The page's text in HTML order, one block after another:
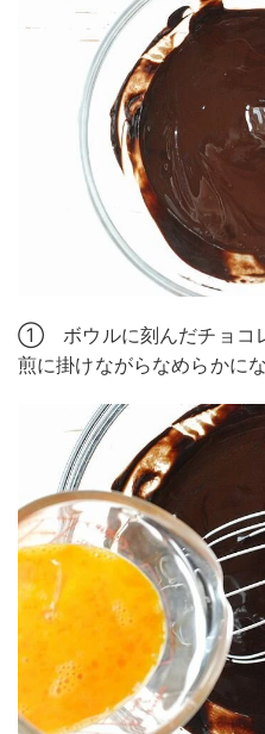
① ボウルに刻んだチョコ
煎に掛けながらなめらかに